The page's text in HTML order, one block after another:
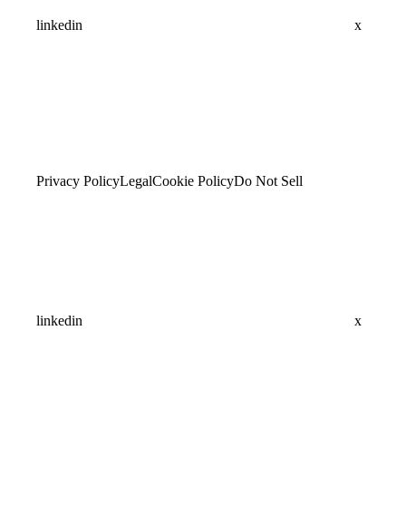
linkedin x
Privacy PolicyLegalCookie PolicyDo Not Sell
linkedin x